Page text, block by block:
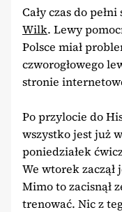
Cały czas do
Wilk. Lewy
Polsce miał
czworogłowego
stronie
Po przylocie do
wszystko jest już
poniedziałek
We wtorek
Mimo to zacisnął
trenować. Nic z